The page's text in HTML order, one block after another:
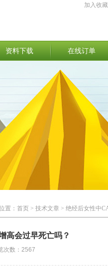
加入收藏
资料下载 在线订单
置： 首页 > 技术文章 > 绝经后女性中
高会过早死亡吗？
次数：2567